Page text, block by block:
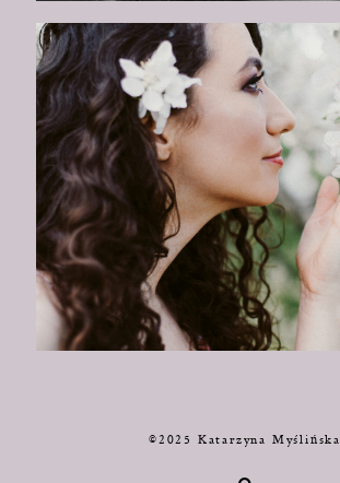
©2025 Katarzyna Myślińska